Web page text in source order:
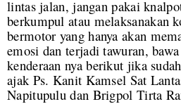
lintas jalan, jangan pakai
berkumpul atau melaksanakan
bermotor yang hanya akan
emosi dan terjadi tawuran,
kenderaan nya berikut jika
ajak Ps. Kanit Kamsel Sat
Napitupulu dan Brigpol Tirta